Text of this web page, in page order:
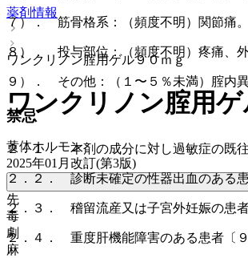
７）． 筋骨格系：（頻度不明）関節痛。
８）． 投与部位：（頻度不明）疼痛、
９）． その他：（１〜５％未満）腟内
禁忌
２．１． 本剤の成分に対し過敏症の既往
２．２． 診断未確定の性器出血のある
２．３． 稽留流産又は子宮外妊娠の患
２．４． 重度肝機能障害のある患者〔９
薬剤情報
ワンクリノン腟用ゲル９０ｍｇ
ワンクリノン腟用ゲ
黄体ホルモン
2025年01月改訂(第3版)
先
毒
劇
麻